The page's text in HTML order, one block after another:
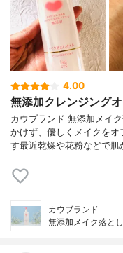
4.00
無添加クレンジング
カウブランド 無添加メイ
かけず、優しくメイクを
す最近乾燥や花粉などで
カウブランド
無添加メイク落と